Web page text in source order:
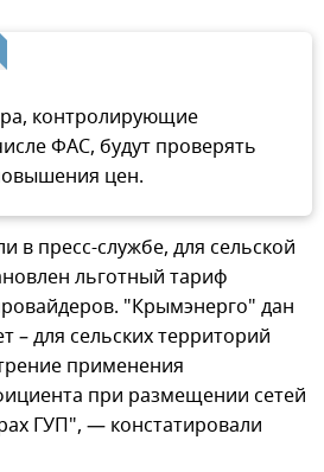
контролирующие
ФАС, будут проверять
цен.
в пресс-службе, для сельской
льготный тариф
"Крымэнерго" дан
– для сельских территорий
применения
при размещении сетей
ГУП", — констатировали